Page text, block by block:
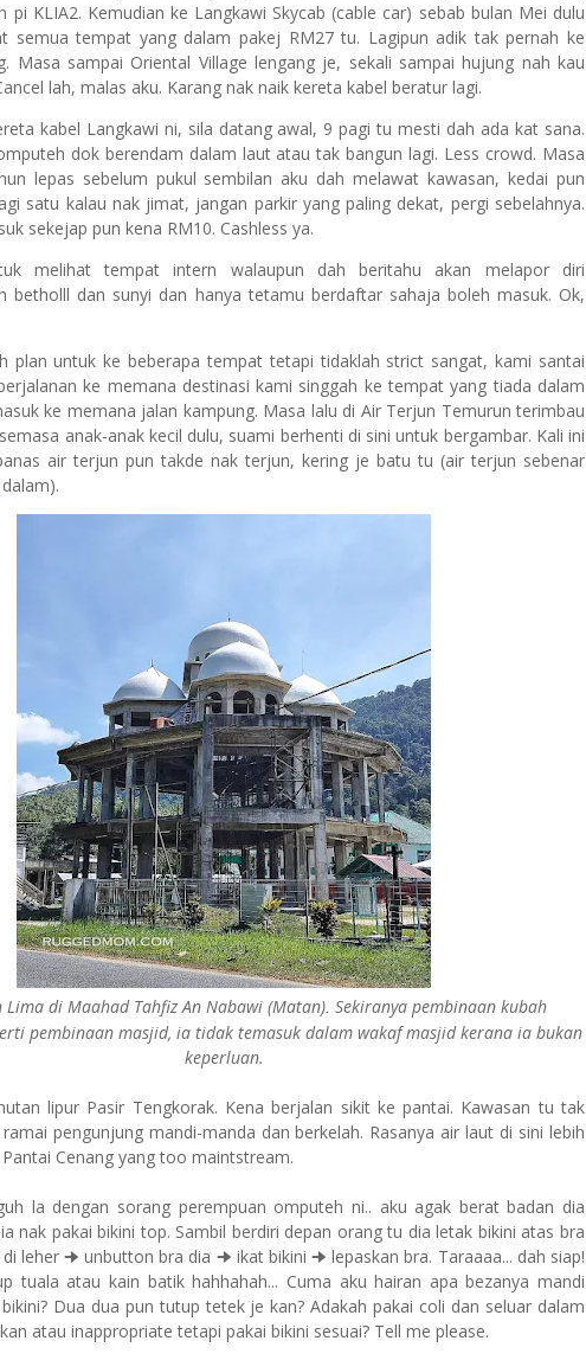
pi KLIA2. Kemudian ke Langkawi Skycab (cable car) sebab bulan Mei dulu
semua tempat yang dalam pakej RM27 tu. Lagipun adik tak pernah ke
Masa sampai Oriental Village lengang je, sekali sampai hujung nah kau
lah, malas aku. Karang nak naik kereta kabel beratur lagi.
kabel Langkawi ni, sila datang awal, 9 pagi tu mesti dah ada kat sana.
dok berendam dalam laut atau tak bangun lagi. Less crowd. Masa
lepas sebelum pukul sembilan aku dah melawat kawasan, kedai pun
satu kalau nak jimat, jangan parkir yang paling dekat, pergi sebelahnya.
sekejap pun kena RM10. Cashless ya.
melihat tempat intern walaupun dah beritahu akan melapor diri
betholll dan sunyi dan hanya tetamu berdaftar sahaja boleh masuk. Ok,
plan untuk ke beberapa tempat tetapi tidaklah strict sangat, kami santai
ke memana destinasi kami singgah ke tempat yang tiada dalam
ke memana jalan kampung. Masa lalu di Air Terjun Temurun terimbau
anak-anak kecil dulu, suami berhenti di sini untuk bergambar. Kali ini
air terjun pun takde nak terjun, kering je batu tu (air terjun sebenar
Lima di Maahad Tahfiz An Nabawi (Matan). Sekiranya pembinaan kubah
pembinaan masjid, ia tidak temasuk dalam wakaf masjid kerana ia bukan
keperluan.
lipur Pasir Tengkorak. Kena berjalan sikit ke pantai. Kawasan tu tak
pengunjung mandi-manda dan berkelah. Rasanya air laut di sini lebih
Cenang yang too maintstream.
la dengan sorang perempuan omputeh ni.. aku agak berat badan dia
nak pakai bikini top. Sambil berdiri depan orang tu dia letak bikini atas bra
leher 🠊 unbutton bra dia 🠊 ikat bikini 🠊 lepaskan bra. Taraaaa... dah siap!
tuala atau kain batik hahhahah... Cuma aku hairan apa bezanya mandi
Dua dua pun tutup tetek je kan? Adakah pakai coli dan seluar dalam
atau inappropriate tetapi pakai bikini sesuai? Tell me please.